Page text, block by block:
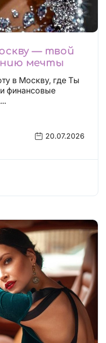
— твой
мечты
в Москву, где Ты
финансовые
20.07.2026